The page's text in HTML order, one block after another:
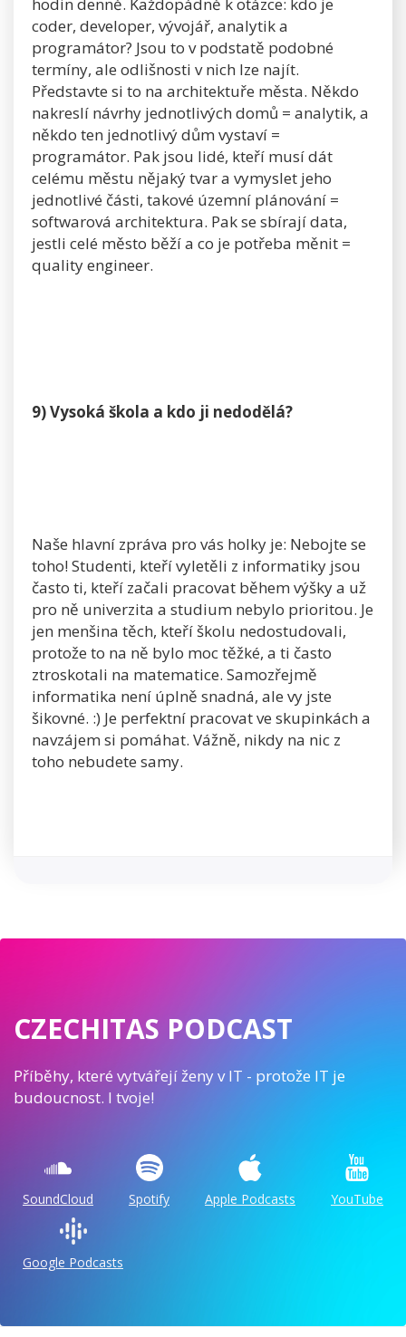
coder, developer, vývojář, analytik a
programátor? Jsou to v podstatě podobné
termíny, ale odlišnosti v nich lze najít.
Představte si to na architektuře města. Někdo
nakreslí návrhy jednotlivých domů = analytik, a
někdo ten jednotlivý dům vystaví =
programátor. Pak jsou lidé, kteří musí dát
celému městu nějaký tvar a vymyslet jeho
jednotlivé části, takové územní plánování =
softwarová architektura. Pak se sbírají data,
jestli celé město běží a co je potřeba měnit =
quality engineer.
9) Vysoká škola a kdo ji nedodělá?
Naše hlavní zpráva pro vás holky je: Nebojte se
toho! Studenti, kteří vyletěli z informatiky jsou
často ti, kteří začali pracovat během výšky a už
pro ně univerzita a studium nebylo prioritou. Je
jen menšina těch, kteří školu nedostudovali,
protože to na ně bylo moc těžké, a ti často
ztroskotali na matematice. Samozřejmě
informatika není úplně snadná, ale vy jste
šikovné. :) Je perfektní pracovat ve skupinkách a
navzájem si pomáhat. Vážně, nikdy na nic z
toho nebudete samy.
CZECHITAS PODCAST
Příběhy, které vytvářejí ženy v IT - protože IT je
budoucnost. I tvoje!
SoundCloud Spotify Apple Podcasts YouTube
Google Podcasts